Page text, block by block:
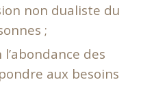
non dualiste du
;
l’abondance des
aux besoins